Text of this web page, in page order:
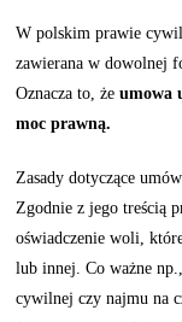
W polskim prawie
zawierana w dowolnej
Oznacza to, że umowa
moc prawną.
Zasady dotyczące
Zgodnie z jego treścią
oświadczenie woli,
lub innej. Co ważne
cywilnej czy najmu na